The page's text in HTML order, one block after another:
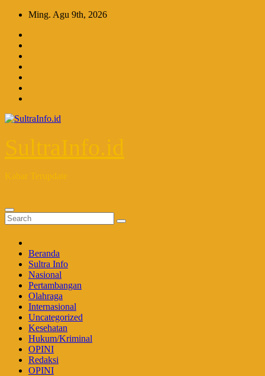
Skip
content
Ming. Agu 9th, 2026
SultraInfo.id
Kabar Terupdate
Beranda
Sultra Info
Nasional
Pertambangan
Olahraga
Internasional
Uncategorized
Kesehatan
Hukum/Kriminal
OPINI
Redaksi
OPINI